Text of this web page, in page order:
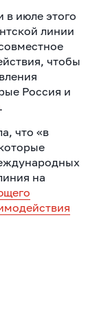
июле этого
линии
чтобы
Россия и
.
что «в
на